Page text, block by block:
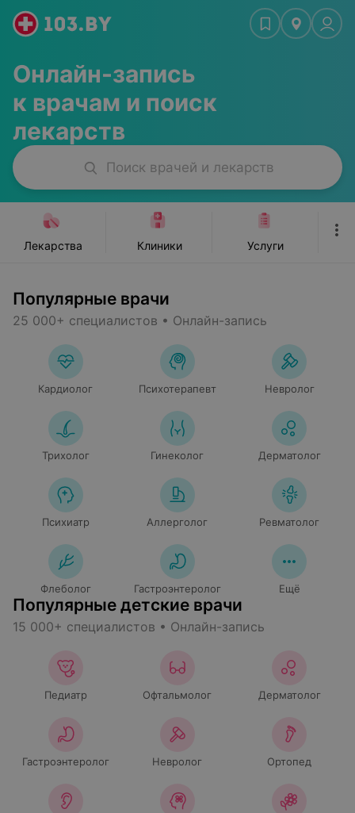
Онлайн-запись
к врачам и поиск
лекарств
Поиск врачей и лекарств
мастера Красота, спорт
Лекарства Клиники Услуги
Популярные врачи
25 000+ специалистов • Онлайн-запись
Кардиолог Психотерапевт Невролог
Трихолог Гинеколог Дерматолог
Психиатр Аллерголог Ревматолог
Флеболог Гастроэнтеролог Ещё
Популярные детские врачи
15 000+ специалистов • Онлайн-запись
Педиатр Офтальмолог Дерматолог
Гастроэнтеролог Невролог Ортопед